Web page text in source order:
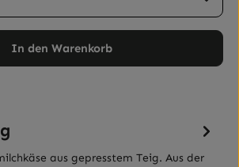
In den Warenkorb
aus gepresstem Teig. Aus der